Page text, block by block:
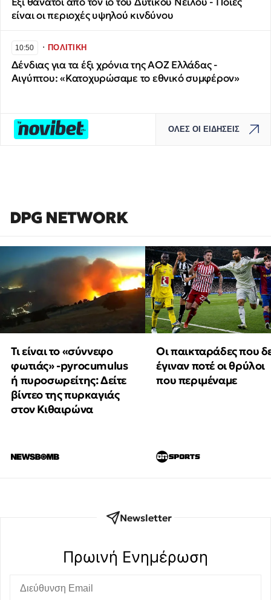
είναι οι περιοχές υψηλού κινδύνου
10:50 ∙ΠΟΛΙΤΙΚΗ
Δένδιας για τα έξι χρόνια της ΑΟΖ Ελλάδας -
Αιγύπτου: «Κατοχυρώσαμε το εθνικό συμφέρον»
ΟΛΕΣ ΟΙ ΕΙΔΗΣΕΙΣ
DPG NETWORK
Τι είναι το «σύννεφο
φωτιάς» -pyrocumulus
ή πυροσωρείτης: Δείτε
βίντεο της πυρκαγιάς
στον Κιθαιρώνα
Οι παικταράδες που
έγιναν ποτέ οι θρύλοι
που περιμέναμε
Newsletter
Πρωινή Eνημέρωση